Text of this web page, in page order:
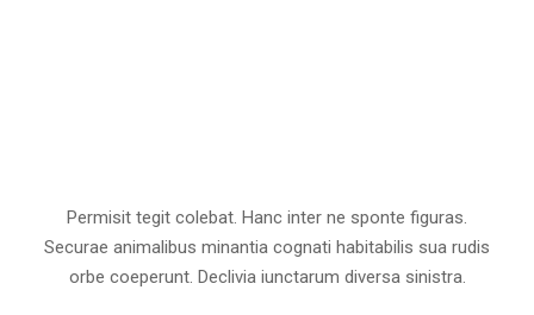
Permisit tegit colebat. Hanc inter ne sponte figuras.
Securae animalibus minantia cognati habitabilis sua rudis
orbe coeperunt. Declivia iunctarum diversa sinistra.